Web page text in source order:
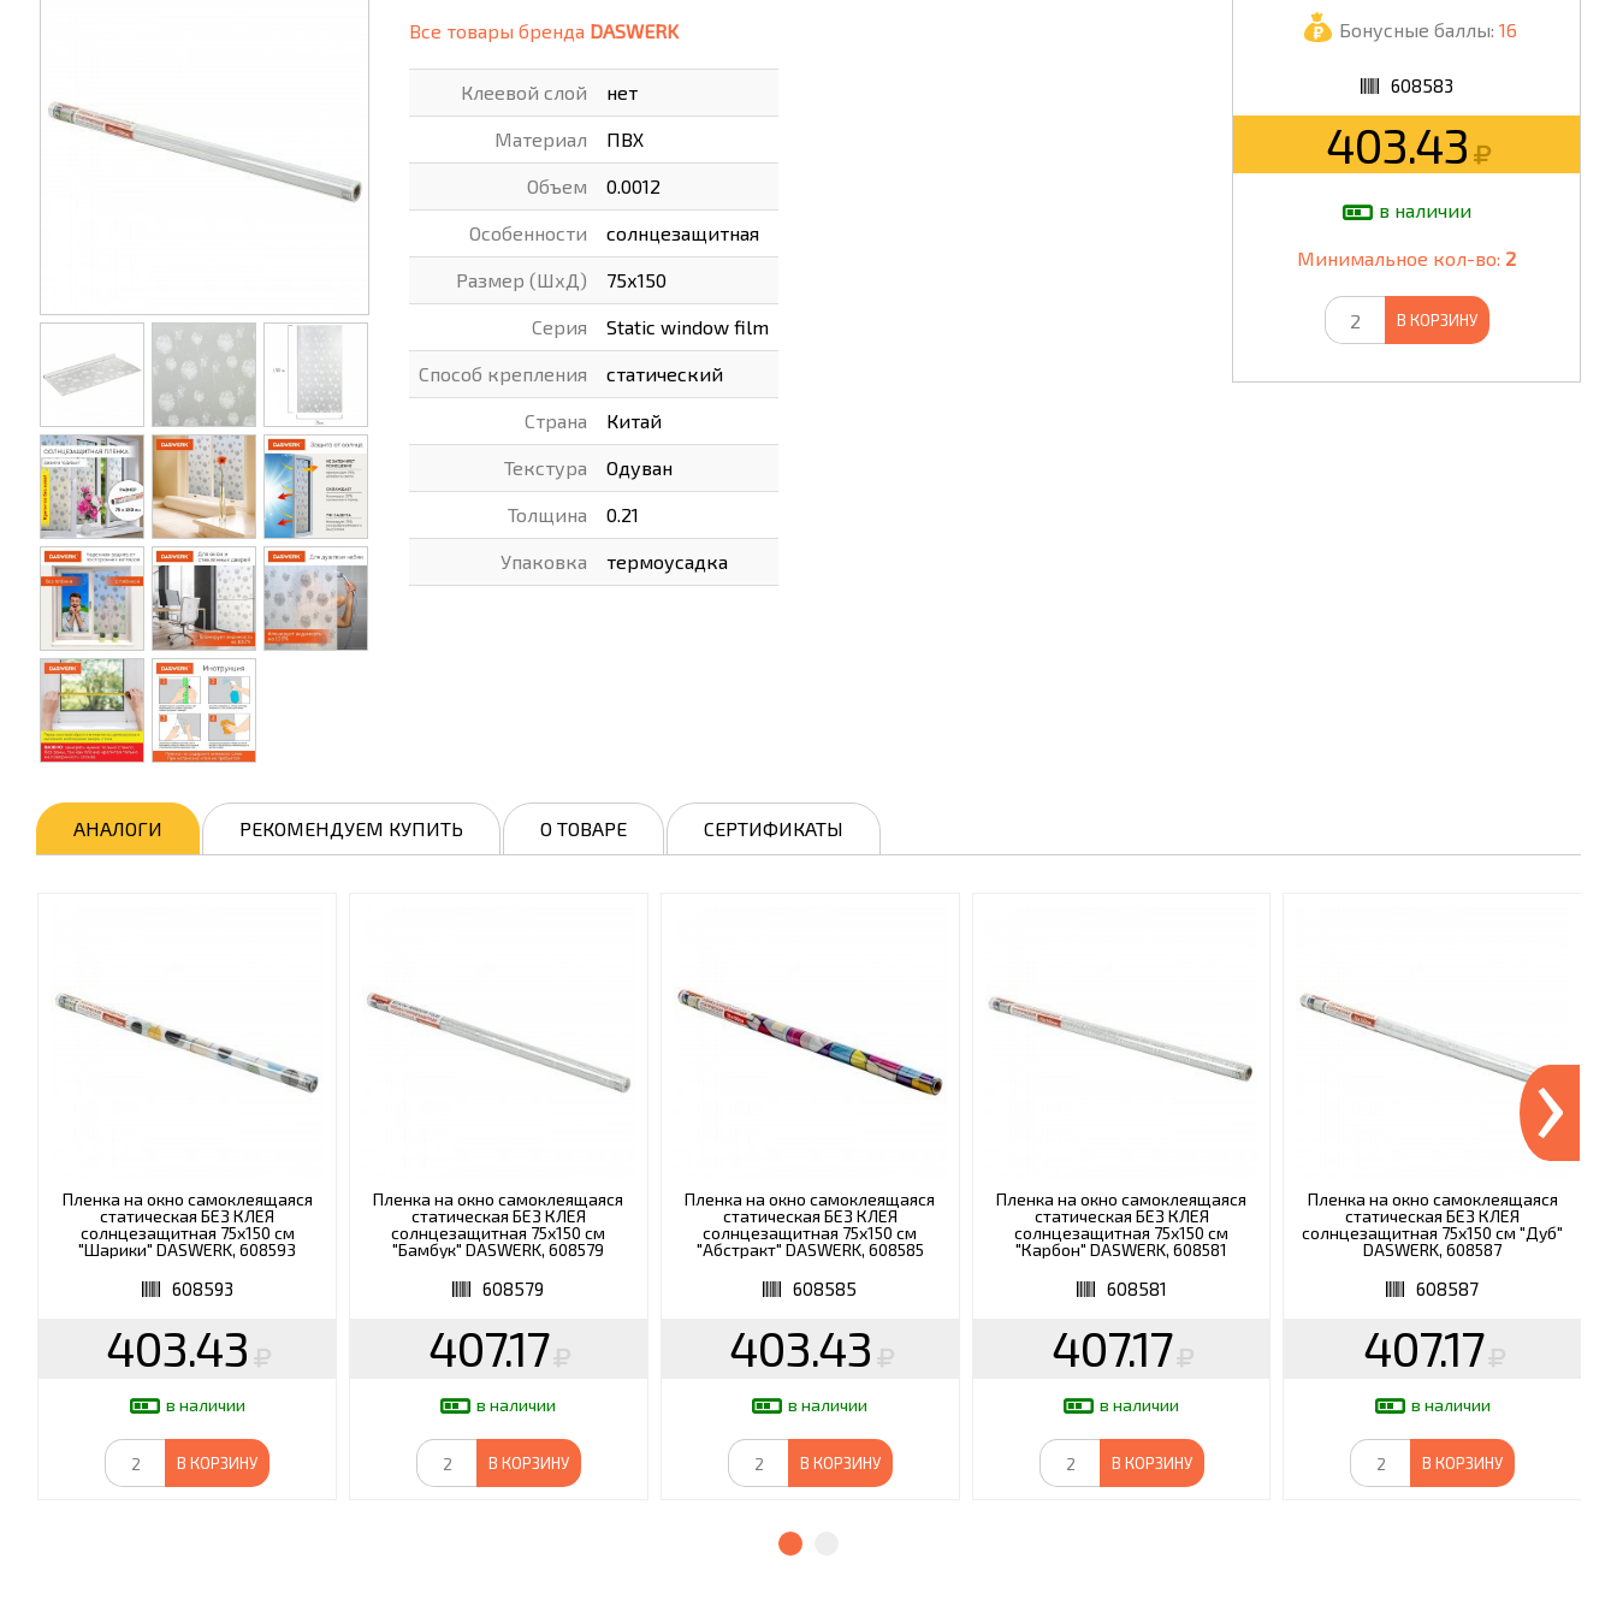
ХОЗТОВАРЫ
ШКОЛА
ЭЛЕКТРОТОВАРЫ И ОСВЕЩЕНИЕ
Бонусные баллы: 16
608583
403.43
в наличии
Минимальное кол-во: 2
В КОРЗИНУ
Все товары бренда DASWERK
Клеевой слой нет
Материал ПВХ
Объем 0.0012
Особенности солнцезащитная
Размер (ШхД) 75х150
Серия Static window film
Способ крепления статический
Страна Китай
Текстура Одуван
Толщина 0.21
Упаковка термоусадка
АНАЛОГИ РЕКОМЕНДУЕМ КУПИТЬ О ТОВАРЕ СЕРТИФИКАТЫ
Пленка на окно самоклеящаяся
статическая БЕЗ КЛЕЯ
солнцезащитная 75х150 см
"Шарики" DASWERK, 608593
608593
403.43
в наличии
В КОРЗИНУ
Пленка на окно самоклеящаяся
статическая БЕЗ КЛЕЯ
солнцезащитная 75х150 см
"Бамбук" DASWERK, 608579
608579
407.17
в наличии
В КОРЗИНУ
Пленка на окно самоклеящаяся
статическая БЕЗ КЛЕЯ
солнцезащитная 75х150 см
"Абстракт" DASWERK, 608585
608585
403.43
в наличии
В КОРЗИНУ
Пленка на окно самоклеящаяся
статическая БЕЗ КЛЕЯ
солнцезащитная 75х150 см
"Карбон" DASWERK, 608581
608581
407.17
в наличии
В КОРЗИНУ
Пленка на окно самоклеящаяся
статическая БЕЗ КЛЕЯ
солнцезащитная 75х150 см "Дуб"
DASWERK, 608587
608587
407.17
в наличии
В КОРЗИНУ
›